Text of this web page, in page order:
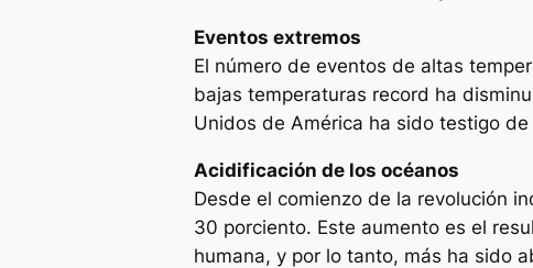
Eventos extremos
El número de eventos de altas
bajas temperaturas record ha
Unidos de América ha sido testigo
Acidificación de los océanos
Desde el comienzo de la revolución
30 porciento. Este aumento es el
humana, y por lo tanto, más ha sido